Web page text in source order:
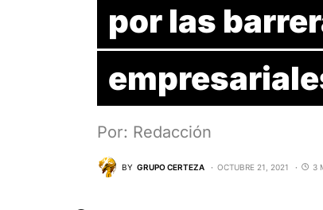
por las
Por: Redacción
BY GRUPO CERTEZA OCTUBRE 21, 2021 3